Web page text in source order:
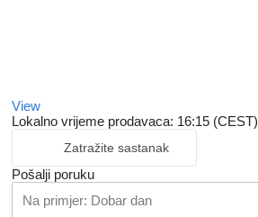
View
Lokalno vrijeme prodavaca: 16:15 (CEST)
Zatražite sastanak
Pošalji poruku